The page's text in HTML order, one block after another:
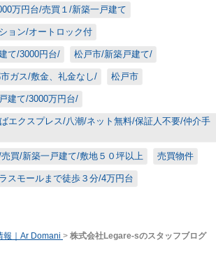
万円台/売買１/新築一戸建て
ョン/オートロック付
て/3000円台/ 松戸市/新築戸建て/
ガス/敷金、礼金なし/ 松戸市
建て/3000万円台/
エクスプレス/八潮/ネット無料/保証人不要/仲介手
買/新築一戸建て/敷地５０坪以上 売買物件
スモールまで徒歩３分/4万円台
報｜Ar Domani > 株式会社Legare-sのスタッフブログ